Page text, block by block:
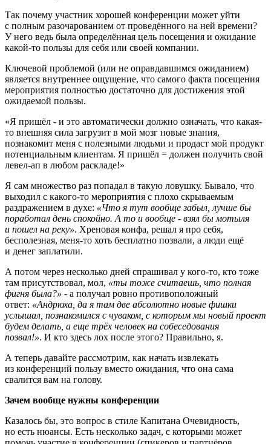
Так почему участник хорошей конференции может уйти
с полным разочарованием от проведённого на ней времени?
У него ведь была определённая цель посещения и ожидание
какой-то пользы для себя или своей компании.
Ключевой проблемой (или не оправдавшимся ожиданием)
является внутреннее ощущение, что самого факта посещения
мероприятия полностью достаточно для достижения этой
ожидаемой пользы.
«Я пришёл - и это автоматически должно означать, что какая-
то внешняя сила загрузит в мой мозг новые знания,
познакомит меня с полезными людьми и продаст мой продукт
потенциальным клиентам. Я пришёл = должен получить свой
левел-ап в любом раскладе!»
Я сам множество раз попадал в такую ловушку. Бывало, что
выходил с какого-то мероприятия с плохо скрываемым
раздражением в духе: «Что я тут вообще забыл, лучше бы
поработал день спокойно. А то и вообще - взял бы мотыля
и пошел на реку». Хреновая конфа, решал я про себя,
бесполезная, меня-то хоть бесплатно позвали, а люди ещё
и денег заплатили.
А потом через несколько дней спрашивал у кого-то, кто тоже
там присутствовал, мол, «ты тоже считаешь, что полная
фигня была?» - а получал ровно противоположный
ответ: «Андрюха, да я там две абсолютно новые фишки
услышал, познакомился с чуваком, с которым мы новый проект
будем делать, а еще трёх человек на собеседования
позвал!». И кто здесь лох после этого? Правильно, я.
А теперь давайте рассмотрим, как начать извлекать
из конференций пользу вместо ожидания, что она сама
свалится вам на голову.
Зачем вообще нужны конференции
Казалось бы, это вопрос в стиле Капитана Очевидность,
но есть нюансы. Есть несколько задач, с которыми может